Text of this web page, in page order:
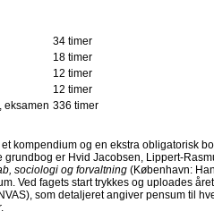
34 timer
18 timer
12 timer
12 timer
eksamen 336 timer
kompendium og en ekstra obligatorisk
grundbog er Hvid Jacobsen, Lippert-
sociologi og forvaltning (København:
Ved fagets start trykkes og uploades
som detaljeret angiver pensum til